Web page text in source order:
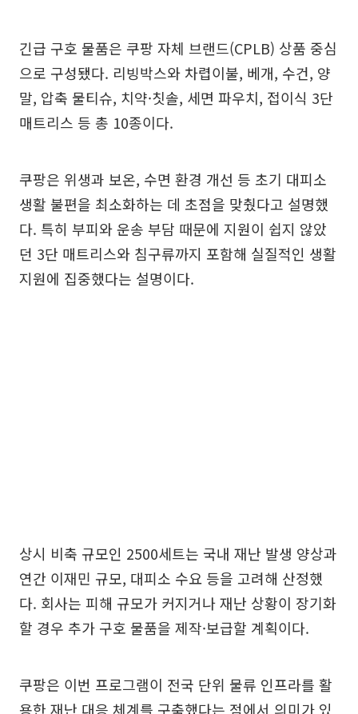
긴급 구호 물품은 쿠팡 자체 브랜드(CPLB) 상품 중심
으로 구성됐다. 리빙박스와 차렵이불, 베개, 수건, 양
말, 압축 물티슈, 치약·칫솔, 세면 파우치, 접이식 3단
매트리스 등 총 10종이다.
쿠팡은 위생과 보온, 수면 환경 개선 등 초기 대피소
생활 불편을 최소화하는 데 초점을 맞췄다고 설명했
다. 특히 부피와 운송 부담 때문에 지원이 쉽지 않았
던 3단 매트리스와 침구류까지 포함해 실질적인 생활
지원에 집중했다는 설명이다.
상시 비축 규모인 2500세트는 국내 재난 발생 양상과
연간 이재민 규모, 대피소 수요 등을 고려해 산정했
다. 회사는 피해 규모가 커지거나 재난 상황이 장기화
할 경우 추가 구호 물품을 제작·보급할 계획이다.
쿠팡은 이번 프로그램이 전국 단위 물류 인프라를 활
용한 재난 대응 체계를 구축했다는 점에서 의미가 있